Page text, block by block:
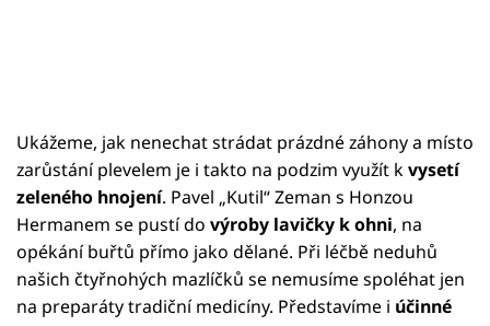
Ukážeme, jak nenechat strádat prázdné záhony a místo
zarůstání plevelem je i takto na podzim využít k vysetí
zeleného hnojení. Pavel „Kutil“ Zeman s Honzou
Hermanem se pustí do výroby lavičky k ohni, na
opékání buřtů přímo jako dělané. Při léčbě neduhů
našich čtyřnohých mazlíčků se nemusíme spoléhat jen
na preparáty tradiční medicíny. Představíme i účinné